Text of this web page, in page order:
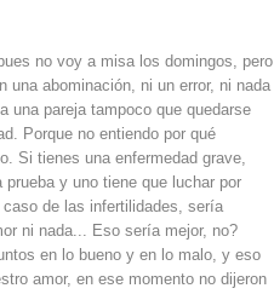
no voy a misa los domingos, pero
abominación, ni un error, ni nada
una pareja tampoco que quedarse
Porque no entiendo por qué
Si tienes una enfermedad grave,
y uno tiene que luchar por
de las infertilidades, sería
ni nada... Eso sería mejor, no?
en lo bueno y en lo malo, y eso
amor, en ese momento no dijeron